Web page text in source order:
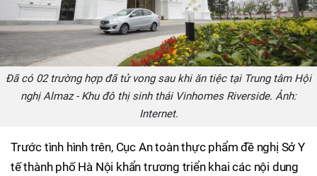
Đã có 02 trường hợp đã tử vong sau khi ăn tiệc tại Trung tâm Hội
nghị Almaz - Khu đô thị sinh thái Vinhomes Riverside. Ảnh:
Internet.
Trước tình hình trên, Cục An toàn thực phẩm đề nghị Sở Y
tế thành phố Hà Nội khẩn trương triển khai các nội dung